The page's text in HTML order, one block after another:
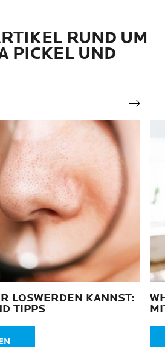
RUND UM
PICKEL UND
LOSWERDEN KANNST:
TIPPS